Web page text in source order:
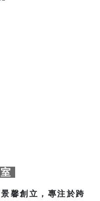
馨創立，專注於跨